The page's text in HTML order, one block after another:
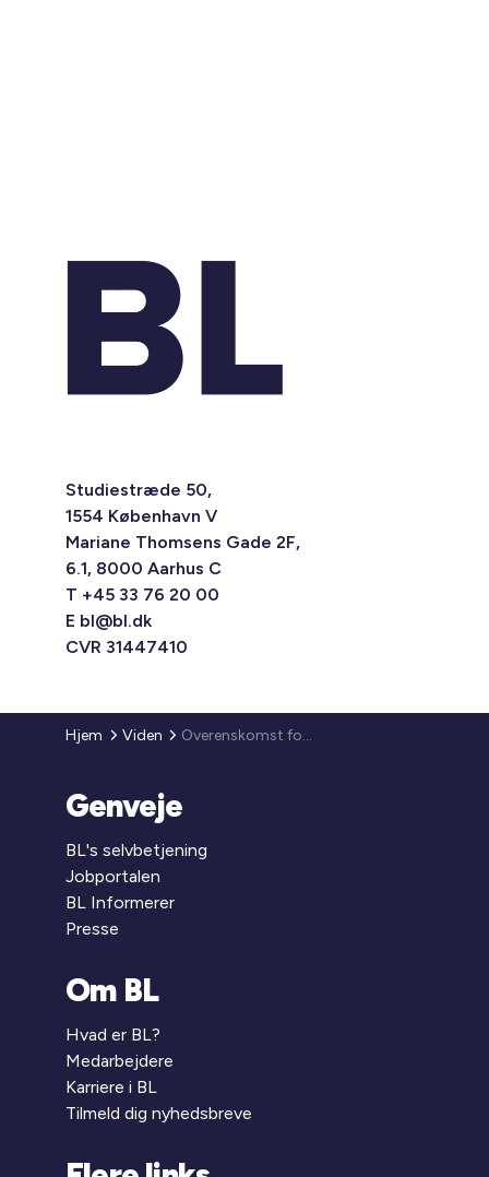
Studiestræde 50,
1554 København V
Mariane Thomsens Gade 2F,
6.1, 8000 Aarhus C
T +45 33 76 20 00
E bl@bl.dk
CVR 31447410
Hjem Viden Overenskomst for ejendomsfunktionærer 2010 (1)
Genveje
BL's selvbetjening
Jobportalen
BL Informerer
Presse
Om BL
Hvad er BL?
Medarbejdere
Karriere i BL
Tilmeld dig nyhedsbreve